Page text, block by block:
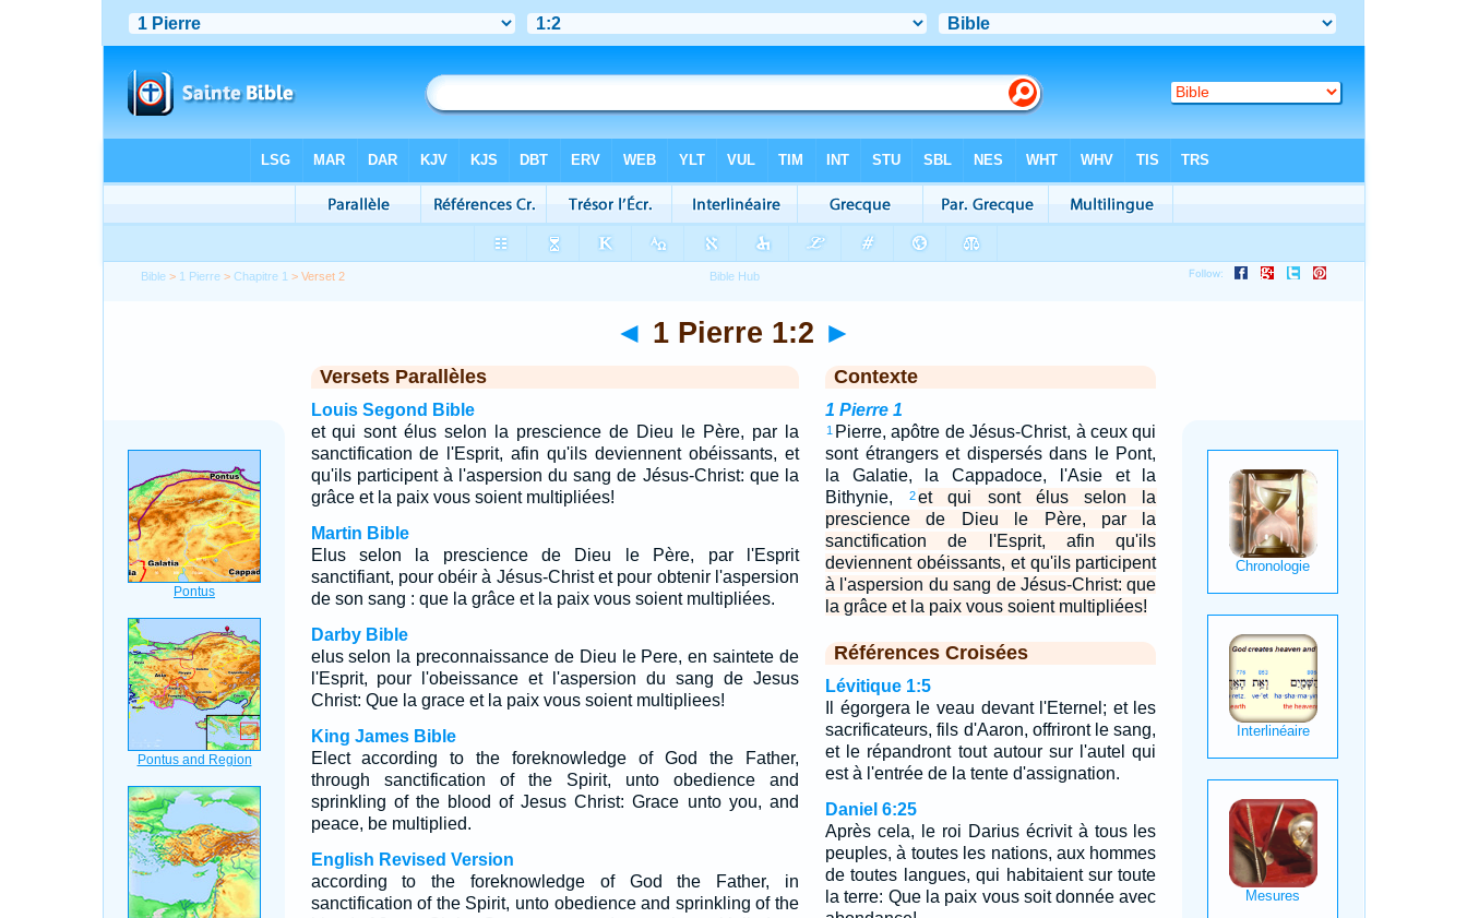
Bible > 1 Pierre >Chapitre 1 > Verset 2
◄ 1 Pierre 1:2 ►
Versets Parallèles
Louis Segond Bible
et qui sont élus selon la prescience de Dieu le Père, par la
sanctification de l'Esprit, afin qu'ils deviennent obéissants, et
qu'ils participent à l'aspersion du sang de Jésus-Christ: que la
grâce et la paix vous soient multipliées!
Martin Bible
Elus selon la prescience de Dieu le Père, par l'Esprit
sanctifiant, pour obéir à Jésus-Christ et pour obtenir l'aspersion
de son sang : que la grâce et la paix vous soient multipliées.
Darby Bible
elus selon la preconnaissance de Dieu le Pere, en saintete de
l'Esprit, pour l'obeissance et l'aspersion du sang de Jesus
Christ: Que la grace et la paix vous soient multipliees!
King James Bible
Elect according to the foreknowledge of God the Father,
through sanctification of the Spirit, unto obedience and
sprinkling of the blood of Jesus Christ: Grace unto you, and
peace, be multiplied.
English Revised Version
according to the foreknowledge of God the Father, in
sanctification of the Spirit, unto obedience and sprinkling of the
Contexte
1 Pierre 1
1 Pierre, apôtre de Jésus-Christ, à ceux qui
sont étrangers et dispersés dans le Pont,
la Galatie, la Cappadoce, l'Asie et la
Bithynie,
2et qui sont élus selon la
prescience de Dieu le Père, par la
sanctification de l'Esprit, afin qu'ils
deviennent obéissants, et qu'ils participent
à l'aspersion du sang de Jésus-Christ: que
la grâce et la paix vous soient multipliées!
Références Croisées
Lévitique 1:5
Il égorgera le veau devant l'Eternel; et les
sacrificateurs, fils d'Aaron, offriront le sang,
et le répandront tout autour sur l'autel qui
est à l'entrée de la tente d'assignation.
Daniel 6:25
Après cela, le roi Darius écrivit à tous les
peuples, à toutes les nations, aux hommes
de toutes langues, qui habitaient sur toute
la terre: Que la paix vous soit donnée avec